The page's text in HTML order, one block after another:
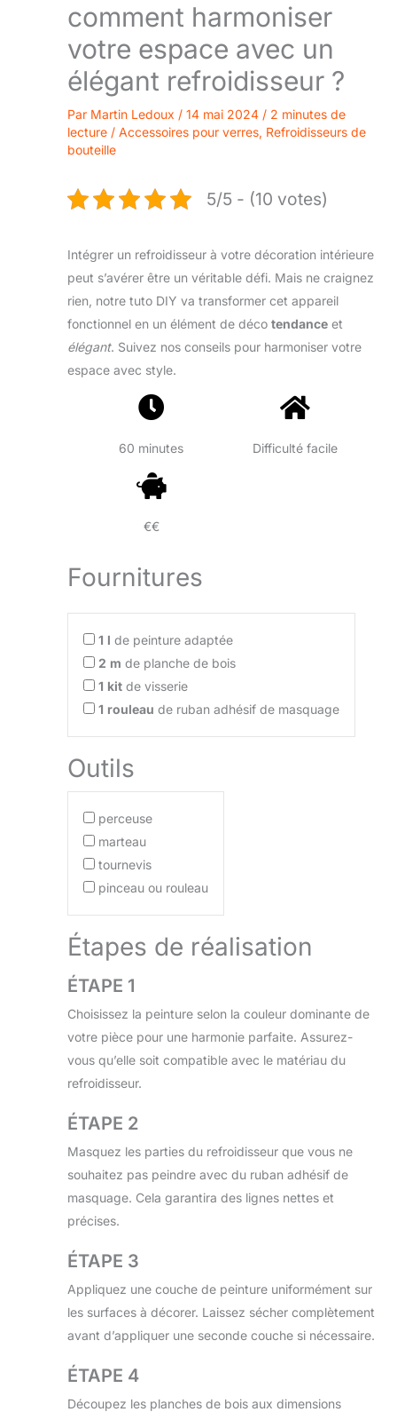
comment harmoniser
votre espace avec un
élégant refroidisseur ?
Par Martin Ledoux / 14 mai 2024 / 2 minutes de
lecture / Accessoires pour verres, Refroidisseurs de
bouteille
5/5 - (10 votes)
Intégrer un refroidisseur à votre décoration intérieure
peut s’avérer être un véritable défi. Mais ne craignez
rien, notre tuto DIY va transformer cet appareil
fonctionnel en un élément de déco tendance et
élégant. Suivez nos conseils pour harmoniser votre
espace avec style.
60 minutes Difficulté facile
€€
Fournitures
1 l de peinture adaptée
2 m de planche de bois
1 kit de visserie
1 rouleau de ruban adhésif de masquage
Outils
perceuse
marteau
tournevis
pinceau ou rouleau
Étapes de réalisation
ÉTAPE 1
Choisissez la peinture selon la couleur dominante de
votre pièce pour une harmonie parfaite. Assurez-
vous qu’elle soit compatible avec le matériau du
refroidisseur.
ÉTAPE 2
Masquez les parties du refroidisseur que vous ne
souhaitez pas peindre avec du ruban adhésif de
masquage. Cela garantira des lignes nettes et
précises.
ÉTAPE 3
Appliquez une couche de peinture uniformément sur
les surfaces à décorer. Laissez sécher complètement
avant d’appliquer une seconde couche si nécessaire.
ÉTAPE 4
Découpez les planches de bois aux dimensions